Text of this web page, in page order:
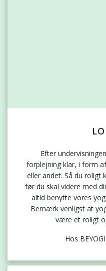
Efter
forplejning klar, i form
eller andet. Så du roligt
før du skal videre med
altid benytte vores
Bemærk venligst at
være et roligt
Hos